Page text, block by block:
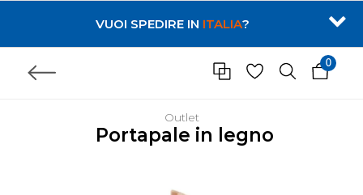
VUOI SPEDIRE IN ITALIA?
0
Outlet
Portapale in legno